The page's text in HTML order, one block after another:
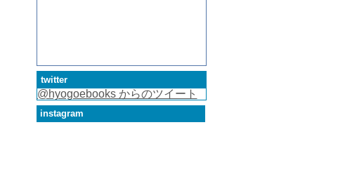
twitter
@hyogoebooks からのツイート
instagram